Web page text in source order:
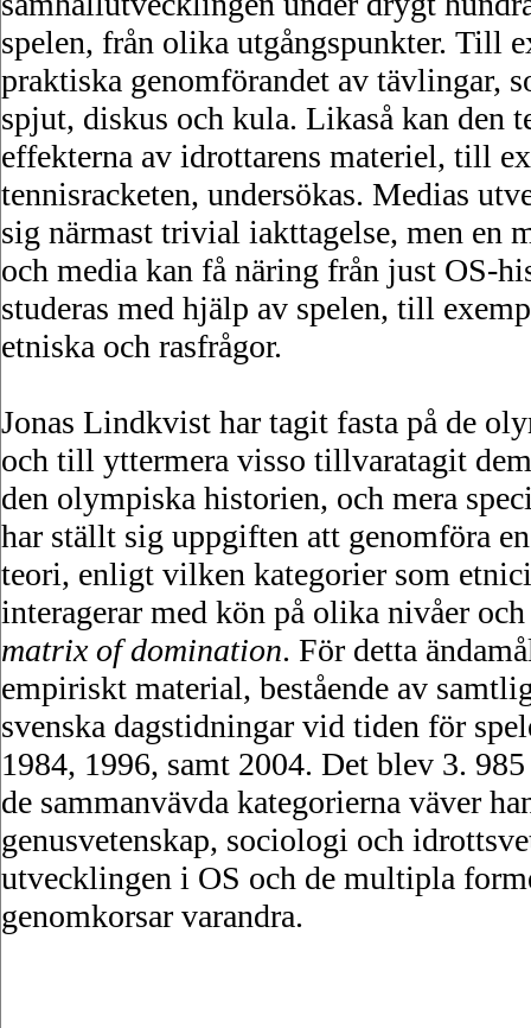
spelen, från olika utgångspunkter. Till
praktiska genomförandet av tävlingar,
spjut, diskus och kula. Likaså kan den
effekterna av idrottarens materiel, till
tennisracketen, undersökas. Medias
sig närmast trivial iakttagelse, men en
och media kan få näring från just OS-
studeras med hjälp av spelen, till
etniska och rasfrågor.
Jonas Lindkvist har tagit fasta på de
och till yttermera visso tillvaratagit
den olympiska historien, och mera
har ställt sig uppgiften att genomföra
teori, enligt vilken kategorier som
interagerar med kön på olika nivåer
matrix of domination. För detta
empiriskt material, bestående av
svenska dagstidningar vid tiden för
1984, 1996, samt 2004. Det blev 3.
de sammanvävda kategorierna väver
genusvetenskap, sociologi och
utvecklingen i OS och de multipla
genomkorsar varandra.